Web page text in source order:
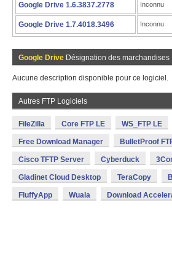
Google Drive 1.6.3837.2778 Inconnu
Google Drive 1.7.4018.3496 Inconnu
Google Drive Désignation des marchandises
Aucune description disponible pour ce logiciel.
Autres FTP Logiciels
FileZilla Core FTP LE WS_FTP LE
Free Download Manager BulletProof
Cisco TFTP Server Cyberduck
Gladinet Cloud Desktop TeraCopy
FluffyApp Wuala Download